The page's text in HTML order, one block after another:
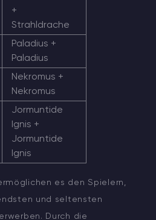
+
Strahldrache
Paladius +
Paladius
Nekromus +
Nekromus
Jormuntide
Ignis +
Jormuntide
Ignis
es den Spielern,
und seltensten
Durch die